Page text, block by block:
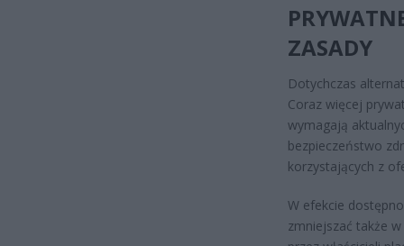
ZASADY
Dotychczas
Coraz więcej
wymagają
bezpieczeństwo
korzystających z
W efekcie
zmniejszać także